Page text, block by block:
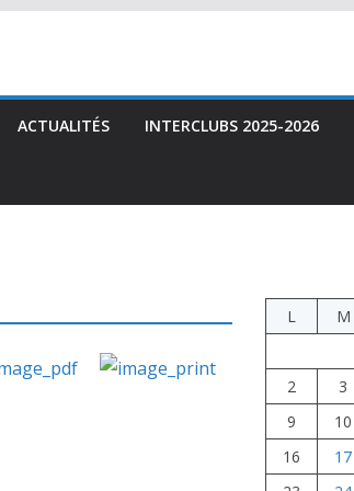
ACTUALITÉS INTERCLUBS 2025-2026
L
M
2
3
9
10
16
17